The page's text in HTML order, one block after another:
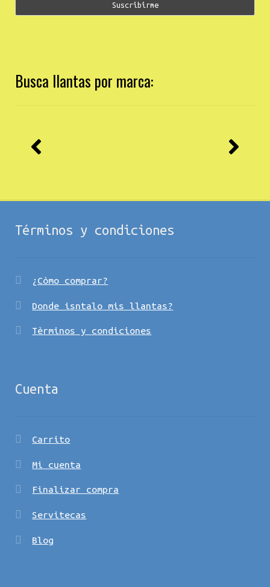
Busca llantas por marca:
Términos y condiciones
¿Còmo comprar?
Donde isntalo mis llantas?
Tèrminos y condiciones
Cuenta
Carrito
Mi cuenta
Finalizar compra
Servitecas
Blog